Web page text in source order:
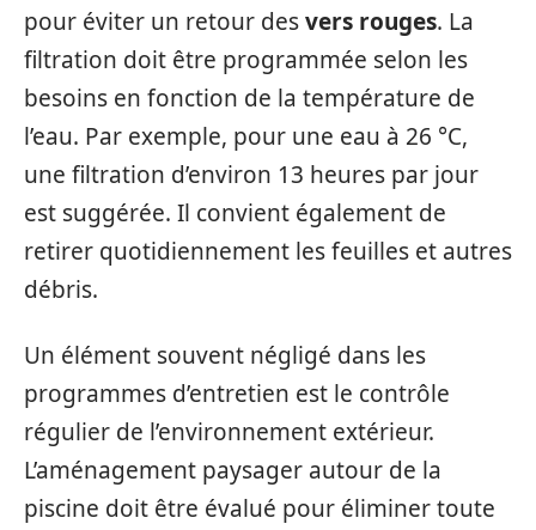
pour éviter un retour desvers rouges. La
filtration doit être programmée selon les
besoins en fonction de la température de
l’eau. Par exemple, pour une eau à 26 °C,
une filtration d’environ 13 heures par jour
est suggérée. Il convient également de
retirer quotidiennement les feuilles et autres
débris.
Un élément souvent négligé dans les
programmes d’entretien est le contrôle
régulier de l’environnement extérieur.
L’aménagement paysager autour de la
piscine doit être évalué pour éliminer toute